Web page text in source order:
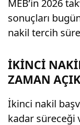
MEB’in 2026
sonuçları
nakil tercih
İKİNCİ
ZAMAN
İkinci nakil
kadar süreceği